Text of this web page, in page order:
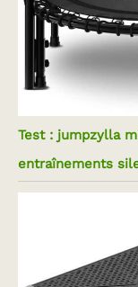
Test : jumpzylla
entraînements